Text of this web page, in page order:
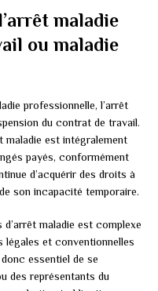
maladie
ou maladie
professionnelle, l’arrêt
du contrat de travail.
maladie est intégralement
payés, conformément
d’acquérir des droits à
son incapacité temporaire.
maladie est complexe
légales et conventionnelles
essentiel de se
des représentants du